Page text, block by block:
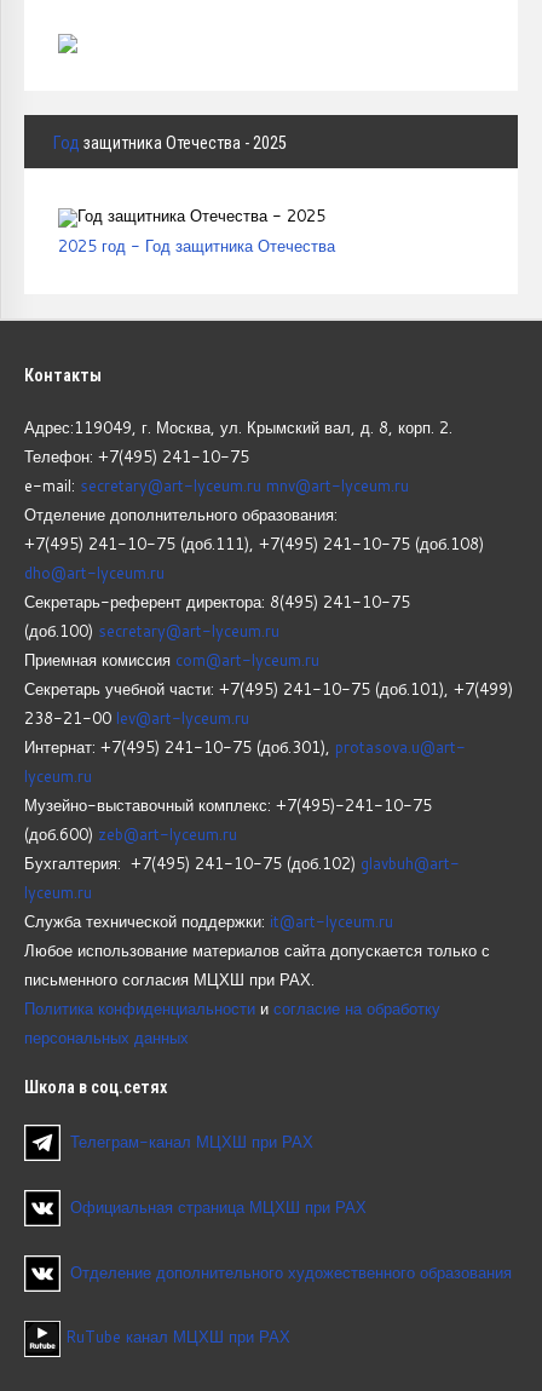
Год защитника Отечества - 2025
2025 год - Год защитника Отечества
Контакты
Адрес:119049, г. Москва, ул. Крымский вал, д. 8, корп. 2.
Телефон: +7(495) 241-10-75
e-mail: secretary@art-lyceum.ru mnv@art-lyceum.ru
Отделение дополнительного образования:
+7(495) 241-10-75 (доб.111), +7(495) 241-10-75 (доб.108)
dho@art-lyceum.ru
Секретарь-референт директора: 8(495) 241-10-75
(доб.100) secretary@art-lyceum.ru
Приемная комиссия com@art-lyceum.ru
Секретарь учебной части: +7(495) 241-10-75 (доб.101), +7(499)
238-21-00 lev@art-lyceum.ru
Интернат: +7(495) 241-10-75 (доб.301), protasova.u@art-
lyceum.ru
Музейно-выставочный комплекс: +7(495)-241-10-75
(доб.600) zeb@art-lyceum.ru
Бухгалтерия: +7(495) 241-10-75 (доб.102) glavbuh@art-
lyceum.ru
Служба технической поддержки: it@art-lyceum.ru
Любое использование материалов сайта допускается только с
письменного согласия МЦХШ при РАХ.
Политика конфиденциальности и согласие на обработку
персональных данных
Школа в соц.сетях
Телеграм-канал МЦХШ при РАХ
Официальная страница МЦХШ при РАХ
Отделение дополнительного художественного образования
RuTube канал МЦХШ при РАХ